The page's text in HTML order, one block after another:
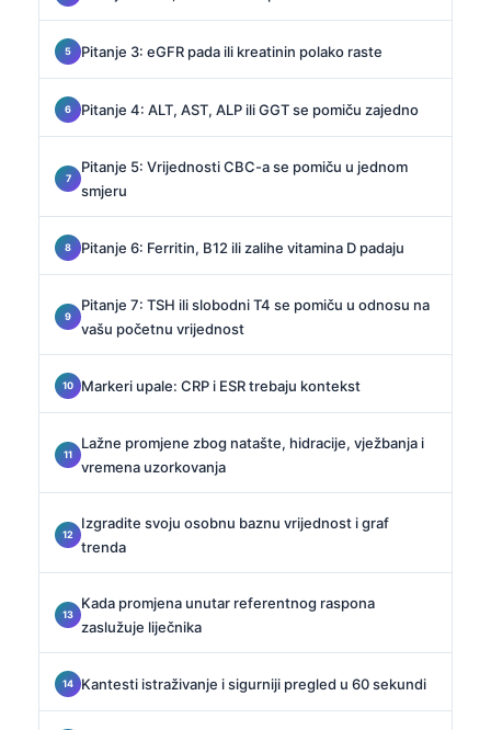
Pitanje 3: eGFR pada ili kreatinin polako raste
Pitanje 4: ALT, AST, ALP ili GGT se pomiču zajedno
Pitanje 5: Vrijednosti CBC-a se pomiču u jednom
smjeru
Pitanje 6: Ferritin, B12 ili zalihe vitamina D padaju
Pitanje 7: TSH ili slobodni T4 se pomiču u odnosu na
vašu početnu vrijednost
Markeri upale: CRP i ESR trebaju kontekst
Lažne promjene zbog natašte, hidracije, vježbanja i
vremena uzorkovanja
Izgradite svoju osobnu baznu vrijednost i graf
trenda
Kada promjena unutar referentnog raspona
zaslužuje liječnika
Kantesti istraživanje i sigurniji pregled u 60 sekundi